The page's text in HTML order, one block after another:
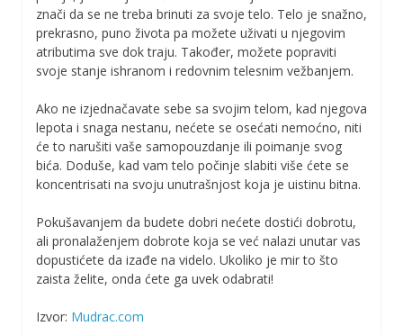
znači da se ne treba brinuti za svoje telo. Telo je snažno,
prekrasno, puno života pa možete uživati u njegovim
atributima sve dok traju. Također, možete popraviti
svoje stanje ishranom i redovnim telesnim vežbanjem.
Ako ne izjednačavate sebe sa svojim telom, kad njegova
lepota i snaga nestanu, nećete se osećati nemoćno, niti
će to narušiti vaše samopouzdanje ili poimanje svog
bića. Doduše, kad vam telo počinje slabiti više ćete se
koncentrisati na svoju unutrašnjost koja je uistinu bitna.
Pokušavanjem da budete dobri nećete dostići dobrotu,
ali pronalaženjem dobrote koja se već nalazi unutar vas
dopustićete da izađe na videlo. Ukoliko je mir to što
zaista želite, onda ćete ga uvek odabrati!
Izvor: Mudrac.com